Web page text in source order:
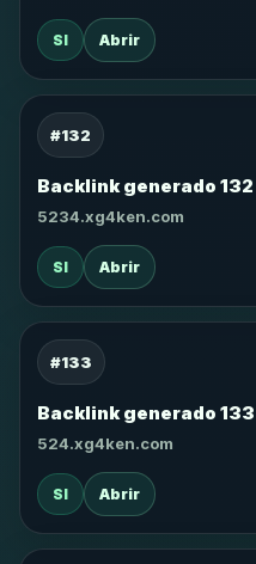
SI Abrir
#132
Backlink generado 132
5234.xg4ken.com
SI Abrir
#133
Backlink generado 133
524.xg4ken.com
SI Abrir